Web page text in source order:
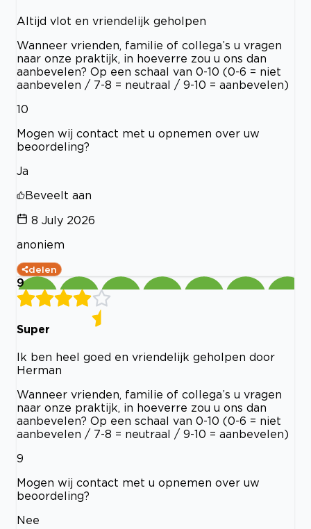
Altijd vlot en vriendelijk geholpen
Wanneer vrienden, familie of collega’s u vragen
naar onze praktijk, in hoeverre zou u ons dan
aanbevelen? Op een schaal van 0-10 (0-6 = niet
aanbevelen / 7-8 = neutraal / 9-10 = aanbevelen)
10
Mogen wij contact met u opnemen over uw
beoordeling?
Ja
Beveelt aan
8 July 2026
anoniem
delen
9
Super
Ik ben heel goed en vriendelijk geholpen door
Herman
Wanneer vrienden, familie of collega’s u vragen
naar onze praktijk, in hoeverre zou u ons dan
aanbevelen? Op een schaal van 0-10 (0-6 = niet
aanbevelen / 7-8 = neutraal / 9-10 = aanbevelen)
9
Mogen wij contact met u opnemen over uw
beoordeling?
Nee